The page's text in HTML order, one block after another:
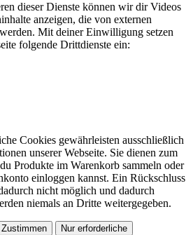
dieser Dienste können wir dir Videos
anzeigen, die von externen
Mit deiner Einwilligung setzen
folgende Drittdienste ein:
Cookies gewährleisten ausschließlich
unserer Webseite. Sie dienen zum
Produkte im Warenkorb sammeln oder
einloggen kannst. Ein Rückschluss
nicht möglich und dadurch
niemals an Dritte weitergegeben.
Zustimmen Nur erforderliche